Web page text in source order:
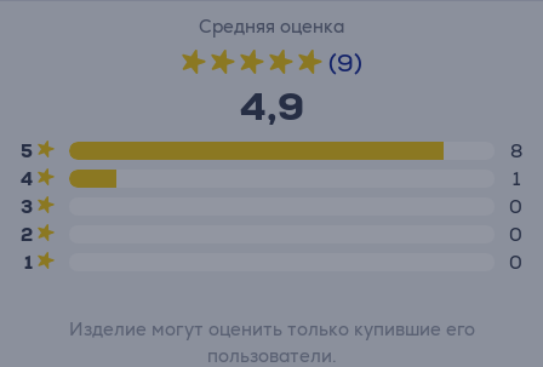
Средняя оценка
(9)
4,9
5
8
4
1
3
0
2
0
1
0
Изделие могут оценить только купившие его
пользователи.